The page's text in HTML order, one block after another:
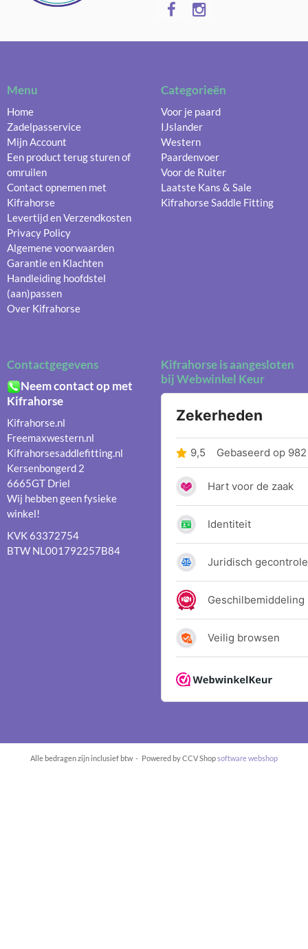
Categorieën
Voor je paard
IJslander
Western
Paardenvoer
Voor de Ruiter
Laatste Kans & Sale
Kifrahorse Saddle Fitting
Menu
Home
Zadelpasservice
Mijn Account
Een product terug sturen of
omruilen
Contact opnemen met
Kifrahorse
Levertijd en Verzendkosten
Privacy Policy
Algemene voorwaarden
Garantie en Klachten
Handleiding hoofdstel
(aan)passen
Over Kifrahorse
Contactgegevens
Neem contact op met
Kifrahorse
Kifrahorse.nl
Freemaxwestern.nl
Kifrahorsesaddlefitting.nl
Kersenbongerd 2
6665GT Driel
Wij hebben geen fysieke
winkel!
KVK 63372754
BTW NL001792257B84
Kifrahorse is aangesloten
bij Webwinkel Keur
Alle bedragen zijn inclusief btw - Powered by CCV Shopsoftware webshop